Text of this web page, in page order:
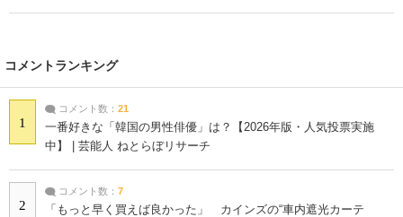
コメントランキング
1
コメント数： 21
一番好きな「韓国の男性俳優」は？【2026年版・人気投票実施
中】 | 芸能人 ねとらぼリサーチ
2
コメント数： 7
「もっと早く買えば良かった」 カインズの“車内遮光カーテ